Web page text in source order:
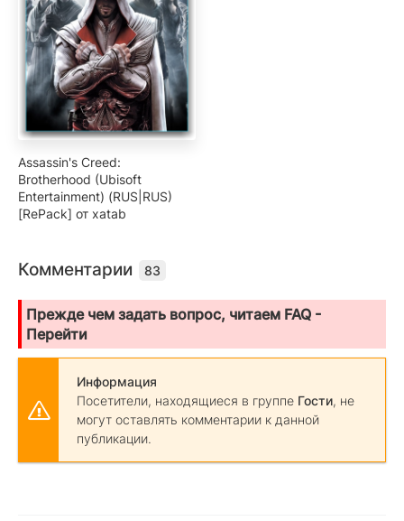
Assassin's Creed:
Brotherhood (Ubisoft
Entertainment) (RUS|RUS)
[RePack] от xatab
Комментарии 83
Прежде чем задать вопрос, читаем FAQ -
Перейти
Информация
Посетители, находящиеся в группе Гости, не
могут оставлять комментарии к данной
публикации.